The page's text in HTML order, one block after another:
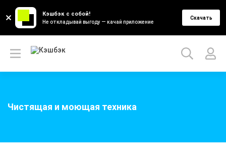
Кэшбэк с собой!
Не откладывай выгоду — качай приложение
Скачать
Чистящая и моющая техника